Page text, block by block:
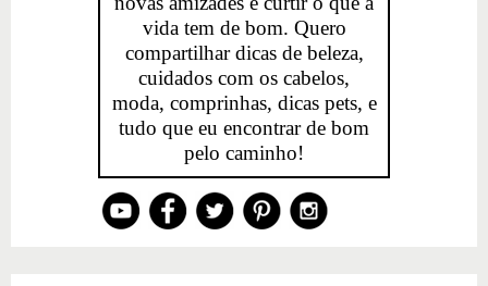
vida tem de bom. Quero
compartilhar dicas de beleza,
cuidados com os cabelos,
moda, comprinhas, dicas pets, e
tudo que eu encontrar de bom
pelo caminho!